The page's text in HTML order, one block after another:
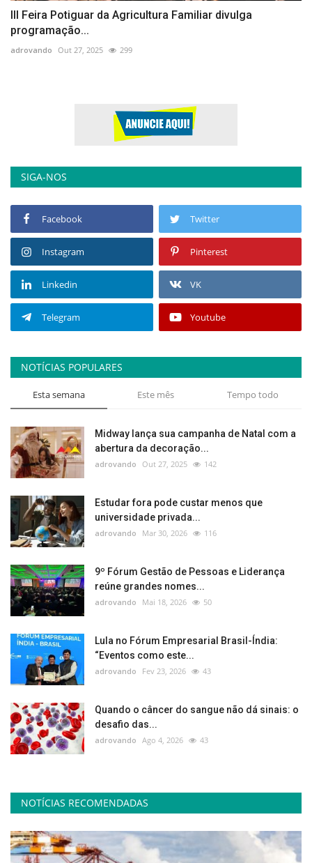
III Feira Potiguar da Agricultura Familiar divulga
programação...
adrovando Out 27, 2025 299
SIGA-NOS
Facebook Twitter
Instagram Pinterest
Linkedin VK
Telegram Youtube
NOTÍCIAS POPULARES
Esta semana Este mês Tempo todo
Midway lança sua campanha de Natal com a
abertura da decoração...
adrovando Out 27, 2025 142
Estudar fora pode custar menos que
universidade privada...
adrovando Mar 30, 2026 116
9º Fórum Gestão de Pessoas e Liderança
reúne grandes nomes...
adrovando Mai 18, 2026 50
Lula no Fórum Empresarial Brasil-Índia:
“Eventos como este...
adrovando Fev 23, 2026 43
Quando o câncer do sangue não dá sinais: o
desafio das...
adrovando Ago 4, 2026 43
NOTÍCIAS RECOMENDADAS